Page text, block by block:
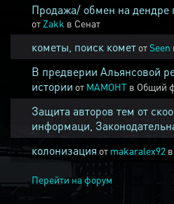
Продажа/ обмен на дендре
от Zakk в Сенат
кометы, поиск комет отSeen
В предверии Альянсовой
истории от MAMOHT в Общий
Защита авторов тем от
информаци,
колонизация от makaralex92 в
Перейти на форум